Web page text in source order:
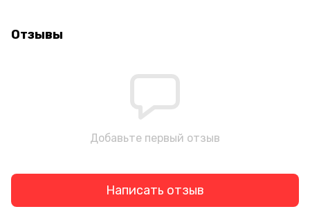
Отзывы
Добавьте первый отзыв
Написать отзыв